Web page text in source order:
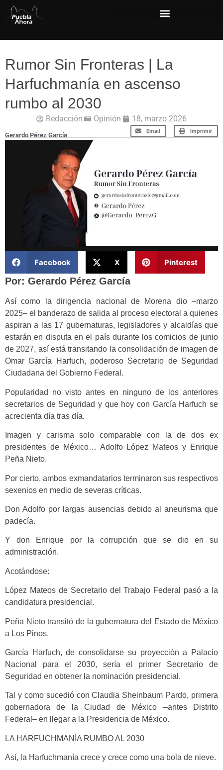
Rumor Sin Fronteras | La
Harfuchmanía en ascenso
rumbo al 2030
Redacción Opinión 18, marzo 2026
Email Imprimir
Gerardo Pérez García
Facebook X Pinterest
Por: Gerardo Pérez García
Así como la dirigencia nacional de Morena dio –marzo
2025– el banderazo de salida al proceso electoral a quienes
aspiran a las 17 gubernaturas, legisladores y alcaldías que
estarán en disputa en el país durante los comicios de junio
de 2027, así está transitando la consolidación de imagen de
Omar García Harfuch, poderoso Secretario de Seguridad
Ciudadana del Gobierno Federal.
Popularidad no visto antes en ninguno de los anteriores
secretarios de Seguridad y que hoy con García Harfuch se
acrecienta día tras día.
Imagen y carisma solo comparable con la de dos ex
presidentes de México… Adolfo López Mateos y Enrique
Peña Nieto.
Por cierto, ambos exmandatarios terminaron sus respectivos
sexenios en medio de severas críticas.
Don Adolfo por largas ausencias debido al aneurisma que
padecía.
Y don Enrique por la corrupción que se dio en su
administración.
Acotándose:
López Mateos de Secretario del Trabajo Federal pasó a la
candidatura presidencial.
Peña Nieto transitó de la gubernatura del Estado de México
a Los Pinos.
García Harfuch, de consolidarse su proyección a Palacio
Nacional para el 2030, sería el primer Secretario de
Seguridad en obtener la nominación presidencial.
Tal y como sucedió con Claudia Sheinbaum Pardo, primera
gobernadora de la Ciudad de México –antes Distrito
Federal– en llegar a la Presidencia de México.
LA HARFUCHMANÍA RUMBO AL 2030
Así, la Harfuchmanía crece y crece como una bola de nieve.